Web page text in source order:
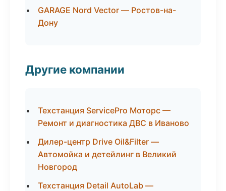
GARAGE Nord Vector — Ростов-на-
Дону
Другие компании
Техстанция ServicePro Моторс —
Ремонт и диагностика ДВС в Иваново
Дилер-центр Drive Oil&Filter —
Автомойка и детейлинг в Великий
Новгород
Техстанция Detail AutoLab —